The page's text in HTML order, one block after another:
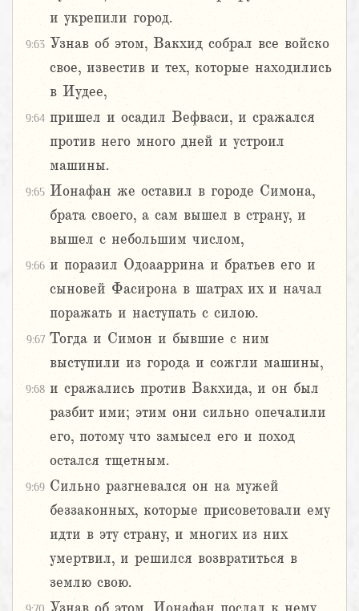
и укрепили город.
9:63 Узнав об этом, Вакхид собрал все войско
свое, известив и тех, которые находились
в Иудее,
9:64 пришел и осадил Вефваси, и сражался
против него много дней и устроил
машины.
9:65 Ионафан же оставил в городе Симона,
брата своего, а сам вышел в страну, и
вышел с небольшим числом,
9:66 и поразил Одоааррина и братьев его и
сыновей Фасирона в шатрах их и начал
поражать и наступать с силою.
9:67 Тогда и Симон и бывшие с ним
выступили из города и сожгли машины,
9:68 и сражались против Вакхида, и он был
разбит ими; этим они сильно опечалили
его, потому что замысел его и поход
остался тщетным.
9:69 Сильно разгневался он на мужей
беззаконных, которые присоветовали ему
идти в эту страну, и многих из них
умертвил, и решился возвратиться в
землю свою.